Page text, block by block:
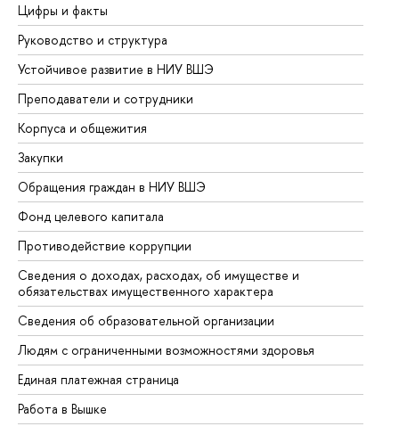
Цифры и факты
Руководство и структура
Устойчивое развитие в НИУ ВШЭ
Преподаватели и сотрудники
Корпуса и общежития
Закупки
Обращения граждан в НИУ ВШЭ
Фонд целевого капитала
Противодействие коррупции
Сведения о доходах, расходах, об имуществе и
обязательствах имущественного характера
Сведения об образовательной организации
Людям с ограниченными возможностями здоровья
Единая платежная страница
Работа в Вышке